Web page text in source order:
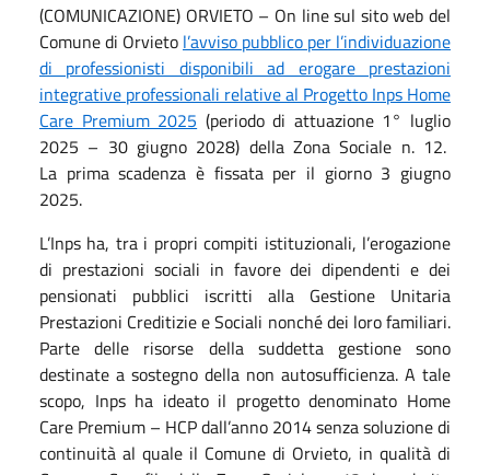
(COMUNICAZIONE) ORVIETO – On line sul sito web del
Comune di Orvieto l’avviso pubblico per l’individuazione
di professionisti disponibili ad erogare prestazioni
integrative professionali relative al Progetto Inps Home
Care Premium 2025 (periodo di attuazione 1° luglio
2025 – 30 giugno 2028) della Zona Sociale n. 12.
La prima scadenza è fissata per il giorno 3 giugno
2025.
L’Inps ha, tra i propri compiti istituzionali, l’erogazione
di prestazioni sociali in favore dei dipendenti e dei
pensionati pubblici iscritti alla Gestione Unitaria
Prestazioni Creditizie e Sociali nonché dei loro familiari.
Parte delle risorse della suddetta gestione sono
destinate a sostegno della non autosufficienza. A tale
scopo, Inps ha ideato il progetto denominato Home
Care Premium – HCP dall’anno 2014 senza soluzione di
continuità al quale il Comune di Orvieto, in qualità di